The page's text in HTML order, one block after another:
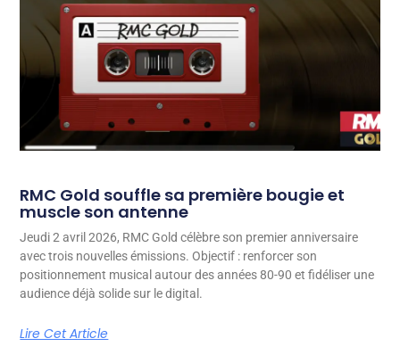
RMC Gold souffle sa première bougie et
muscle son antenne
Jeudi 2 avril 2026, RMC Gold célèbre son premier anniversaire
avec trois nouvelles émissions. Objectif : renforcer son
positionnement musical autour des années 80-90 et fidéliser une
audience déjà solide sur le digital.
Lire Cet Article